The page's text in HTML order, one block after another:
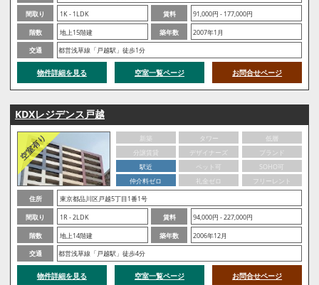
間取り
1K - 1LDK 賃料
91,000円 - 177,000円
階数
地上15階建 築年数
2007年1月
交通
都営浅草線「戸越駅」徒歩1分
物件詳細を見る 空室一覧ページ お問合せページ
KDXレジデンス戸越
新築 タワー
低層
分譲賃貸
デザイナーズ
ブランド
駅近
ペット可
SOHO可
仲介料ゼロ
礼金ゼロ
フリーレント
住所
東京都品川区戸越5丁目1番1号
間取り
1R - 2LDK 賃料
94,000円 - 227,000円
階数
地上14階建 築年数
2006年12月
交通
都営浅草線「戸越駅」徒歩4分
物件詳細を見る 空室一覧ページ お問合せページ